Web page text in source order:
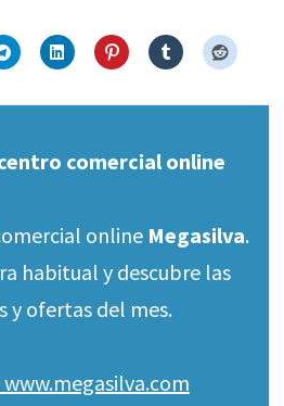
comercial online
online Megasilva.
habitual y descubre las
y ofertas del mes.
www.megasilva.com